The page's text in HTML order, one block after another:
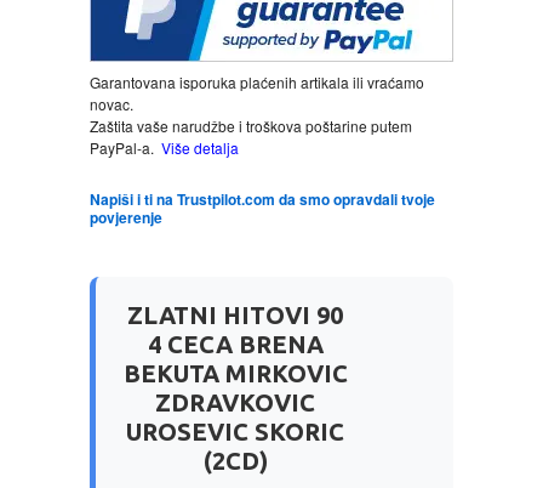
LJUBAVNI
MITOLOGIJA
MUZIKA
NAUČNA FANTASTIKA
POEZIJA
POPULARNA PSIHOLOGIJA
Garantovana isporuka plaćenih artikala ili vraćamo
novac.
Zaštita vaše narudžbe i troškova poštarine putem
PayPal-a. Više detalja
Napiši i ti na Trustpilot.com da smo opravdali tvoje
povjerenje
ZLATNI HITOVI 90
4 CECA BRENA
BEKUTA MIRKOVIC
ZDRAVKOVIC
UROSEVIC SKORIC
(2CD)